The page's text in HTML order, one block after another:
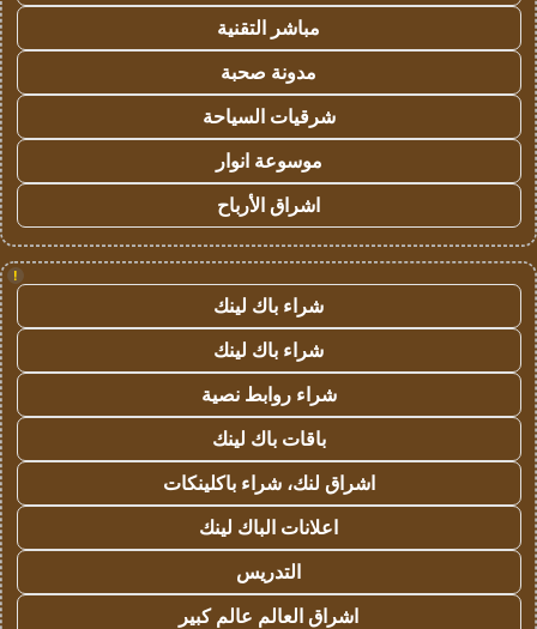
مباشر التقنية
مدونة صحبة
شرقيات السياحة
موسوعة انوار
اشراق الأرباح
!
شراء باك لينك
شراء باك لينك
شراء روابط نصية
باقات باك لينك
اشراق لنك، شراء باكلينكات
اعلانات الباك لينك
التدريس
اشراق العالم عالم كبير